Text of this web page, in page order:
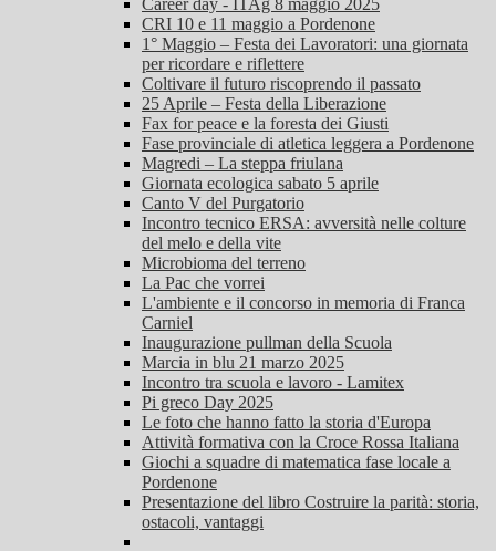
Career day - ITAg 8 maggio 2025
CRI 10 e 11 maggio a Pordenone
1° Maggio – Festa dei Lavoratori: una giornata
per ricordare e riflettere
Coltivare il futuro riscoprendo il passato
25 Aprile – Festa della Liberazione
Fax for peace e la foresta dei Giusti
Fase provinciale di atletica leggera a Pordenone
Magredi – La steppa friulana
Giornata ecologica sabato 5 aprile
Canto V del Purgatorio
Incontro tecnico ERSA: avversità nelle colture
del melo e della vite
Microbioma del terreno
La Pac che vorrei
L'ambiente e il concorso in memoria di Franca
Carniel
Inaugurazione pullman della Scuola
Marcia in blu 21 marzo 2025
Incontro tra scuola e lavoro - Lamitex
Pi greco Day 2025
Le foto che hanno fatto la storia d'Europa
Attività formativa con la Croce Rossa Italiana
Giochi a squadre di matematica fase locale a
Pordenone
Presentazione del libro Costruire la parità: storia,
ostacoli, vantaggi